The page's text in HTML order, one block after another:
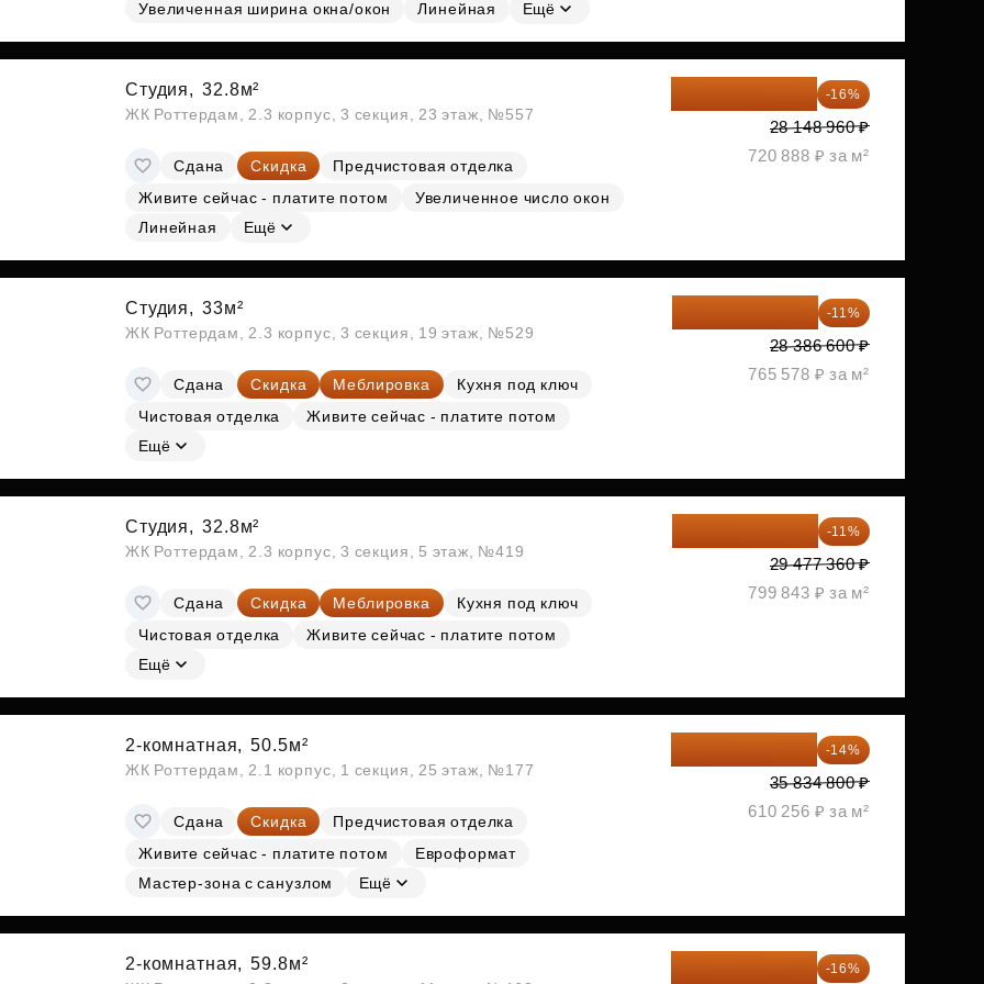
СубсидииУвеличенная ширина окна/окон
Линейная Ещё
Студия, 32.8м²
ЖК Роттердам, 2.3 корпус, 3 секция, 23 этаж, №557
Сдана Скидка
Предчистовая отделка
Живите сейчас - платите потом
Увеличенное число окон
Линейная
Ещё
-16%
28 148 960 ₽
720 888 ₽ за м²
Студия, 33м²
ЖК Роттердам, 2.3 корпус, 3 секция, 19 этаж, №529
Сдана Скидка Меблировка
Кухня под ключ
Чистовая отделка
Живите сейчас - платите потом
Ещё
-11%
28 386 600 ₽
765 578 ₽ за м²
Студия, 32.8м²
ЖК Роттердам, 2.3 корпус, 3 секция, 5 этаж, №419
Сдана Скидка Меблировка
Кухня под ключ
Чистовая отделка
Живите сейчас - платите потом
Ещё
-11%
29 477 360 ₽
799 843 ₽ за м²
2-комнатная, 50.5м²
ЖК Роттердам, 2.1 корпус, 1 секция, 25 этаж, №177
Сдана Скидка
Предчистовая отделка
Живите сейчас - платите потом
Евроформат
Мастер-зона с санузлом
Ещё
-14%
35 834 800 ₽
610 256 ₽ за м²
2-комнатная, 59.8м² -16%